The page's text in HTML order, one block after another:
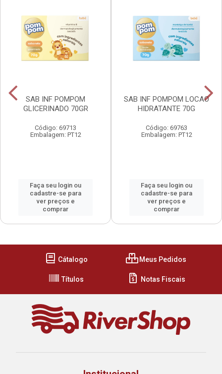
SAB INF POMPOM
GLICERINADO 70GR
Código: 69713
Embalagem: PT12
Faça seu login ou
cadastre-se para
ver preços e
comprar
SAB INF POMPOM LOCAO
HIDRATANTE 70G
Código: 69763
Embalagem: PT12
Faça seu login ou
cadastre-se para
ver preços e
comprar
Cátalogo Meus Pedidos
Títulos Notas Fiscais